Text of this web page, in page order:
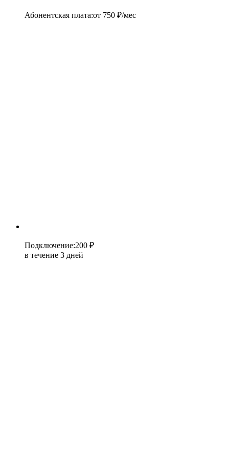
Абонентская плата:от 750 ₽/мес
Подключение:200 ₽
в течение 3 дней